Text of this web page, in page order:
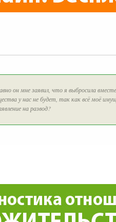
он мне заявил, что я выбросила
у нас не будет, так как всё моё
на развод?